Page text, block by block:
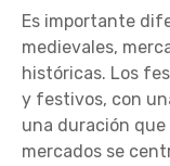
Es importante
medievales,
históricas. Los
y festivos, con
una duración que
mercados se